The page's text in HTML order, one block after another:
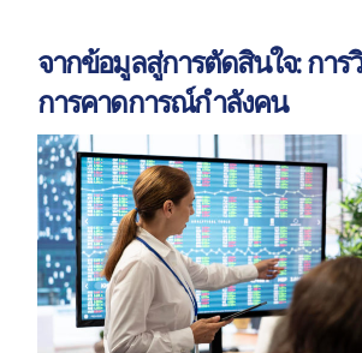
จากข้อมูลสู่การตัดสินใจ: การ
การคาดการณ์กำลังคน